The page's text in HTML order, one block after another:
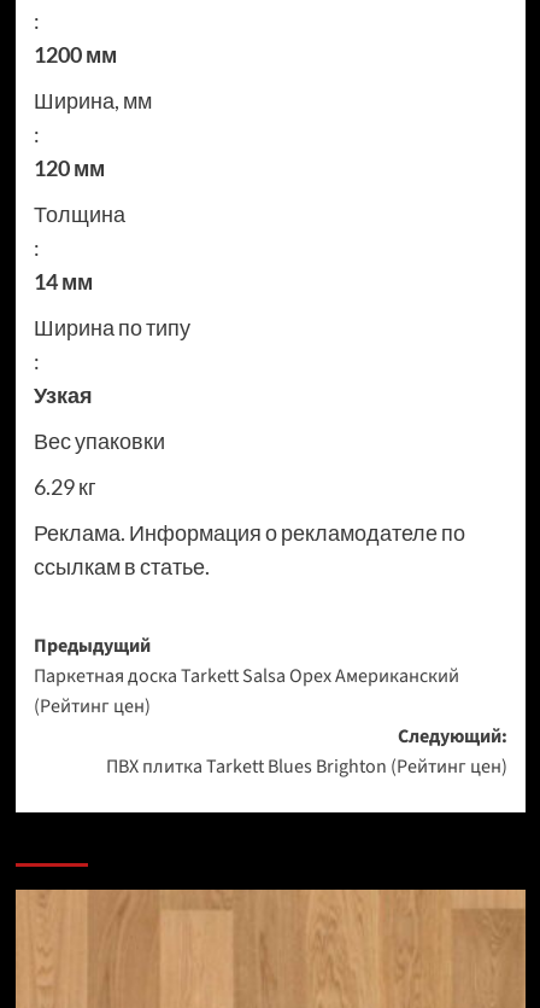
:
1200 мм
Ширина, мм
:
120 мм
Толщина
:
14 мм
Ширина по типу
:
Узкая
Вес упаковки
6.29 кг
Реклама. Информация о рекламодателе по
ссылкам в статье.
Навигация
записи
Предыдущий
Паркетная доска Tarkett Salsa Орех Американский
(Рейтинг цен)
Следующий:
ПВХ плитка Tarkett Blues Brighton (Рейтинг цен)